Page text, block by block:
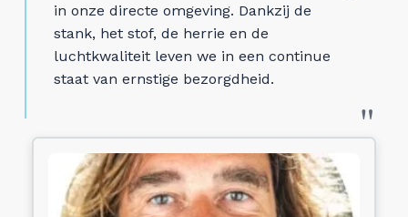
in onze directe omgeving. Dankzij de
stank, het stof, de herrie en de
luchtkwaliteit leven we in een continue
staat van ernstige bezorgdheid.